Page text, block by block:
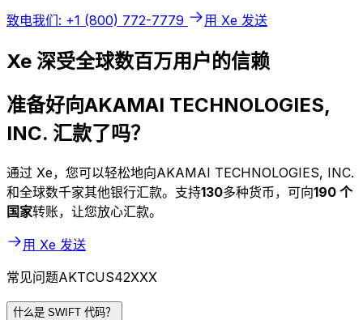
致电我们: +1 (800) 772-7779 用 Xe 发送
Xe 深受全球数百万用户的信赖
准备好向AKAMAI TECHNOLOGIES,
INC. 汇款了吗？
通过 Xe，您可以轻松地向AKAMAI TECHNOLOGIES, INC.
和全球数千家其他银行汇款。支持130多种货币，可向190 个
国家转账，让您放心汇款。
用 Xe 发送
常见问题AKTCUS42XXX
什么是 SWIFT 代码？